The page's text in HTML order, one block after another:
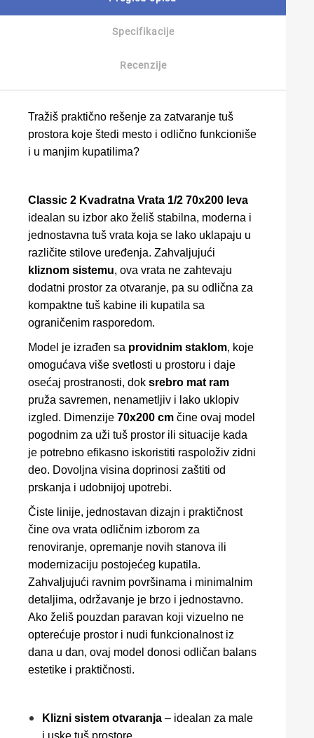
Specifikacije
Recenzije
Tražiš praktično rešenje za zatvaranje tuš
prostora koje štedi mesto i odlično funkcioniše
i u manjim kupatilima?
Classic 2 Kvadratna Vrata 1/2 70x200 leva
idealan su izbor ako želiš stabilna, moderna i
jednostavna tuš vrata koja se lako uklapaju u
različite stilove uređenja. Zahvaljujući
kliznom sistemu, ova vrata ne zahtevaju
dodatni prostor za otvaranje, pa su odlična za
kompaktne tuš kabine ili kupatila sa
ograničenim rasporedom.
Model je izrađen sa providnim staklom, koje
omogućava više svetlosti u prostoru i daje
osećaj prostranosti, dok srebro mat ram
pruža savremen, nenametljiv i lako uklopiv
izgled. Dimenzije 70x200 cm čine ovaj model
pogodnim za uži tuš prostor ili situacije kada
je potrebno efikasno iskoristiti raspoloživ zidni
deo. Dovoljna visina doprinosi zaštiti od
prskanja i udobnijoj upotrebi.
Čiste linije, jednostavan dizajn i praktičnost
čine ova vrata odličnim izborom za
renoviranje, opremanje novih stanova ili
modernizaciju postojećeg kupatila.
Zahvaljujući ravnim površinama i minimalnim
detaljima, održavanje je brzo i jednostavno.
Ako želiš pouzdan paravan koji vizuelno ne
opterećuje prostor i nudi funkcionalnost iz
dana u dan, ovaj model donosi odličan balans
estetike i praktičnosti.
Klizni sistem otvaranja – idealan za male
i uske tuš prostore